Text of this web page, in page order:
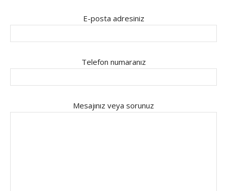
E-posta adresiniz
Telefon numaranız
Mesajınız veya sorunuz